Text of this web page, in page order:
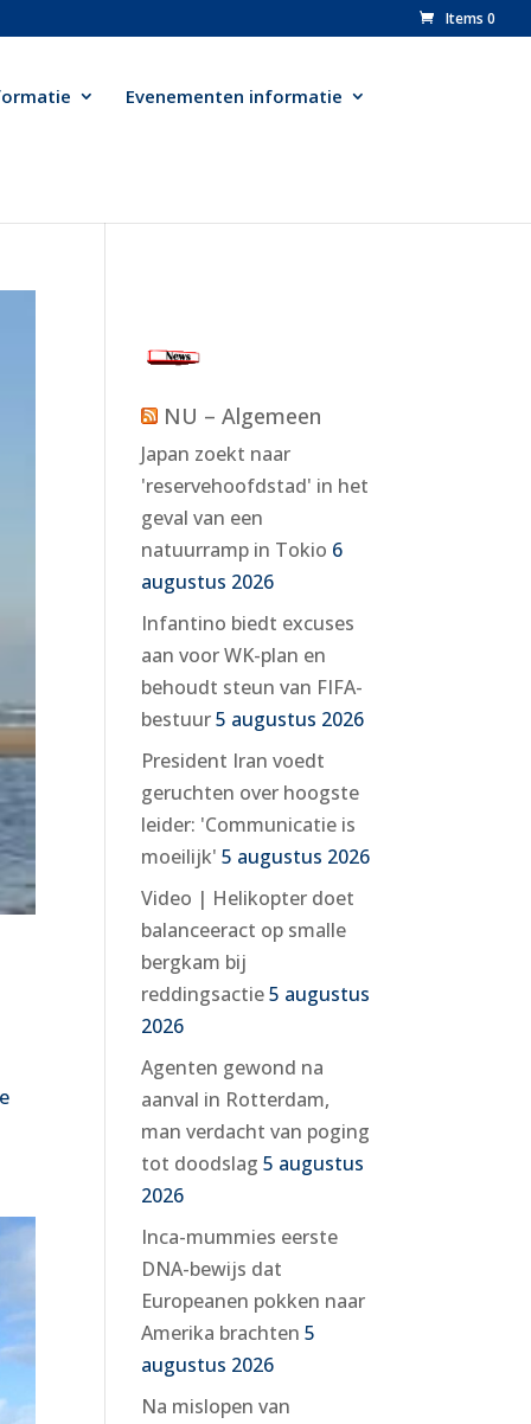
Items 0
Evenementen informatie
NU – Algemeen
Japan zoekt naar
'reservehoofdstad' in het
geval van een
natuurramp in Tokio 6
augustus 2026
Infantino biedt excuses
aan voor WK-plan en
behoudt steun van FIFA-
bestuur5 augustus 2026
President Iran voedt
geruchten over hoogste
leider: 'Communicatie is
moeilijk' 5 augustus 2026
Video | Helikopter doet
balanceeract op smalle
bergkam bij
reddingsactie5 augustus
2026
Agenten gewond na
aanval in Rotterdam,
man verdacht van poging
tot doodslag 5 augustus
2026
Inca-mummies eerste
DNA-bewijs dat
Europeanen pokken naar
Amerika brachten 5
augustus 2026
Na mislopen van